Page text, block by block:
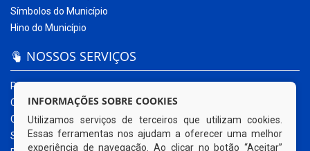
Símbolos do Município
Hino do Município
NOSSOS SERVIÇOS
Portal da Transparência
Carta de Serviços ao Usuário
Ouvidoria Municipal
Sistema Eletrônico – e-SIC
INFORMAÇÕES SOBRE COOKIES
Utilizamos serviços de terceiros que utilizam cookies.
Essas ferramentas nos ajudam a oferecer uma melhor
experiência de navegação. Ao clicar no botão “Aceitar”